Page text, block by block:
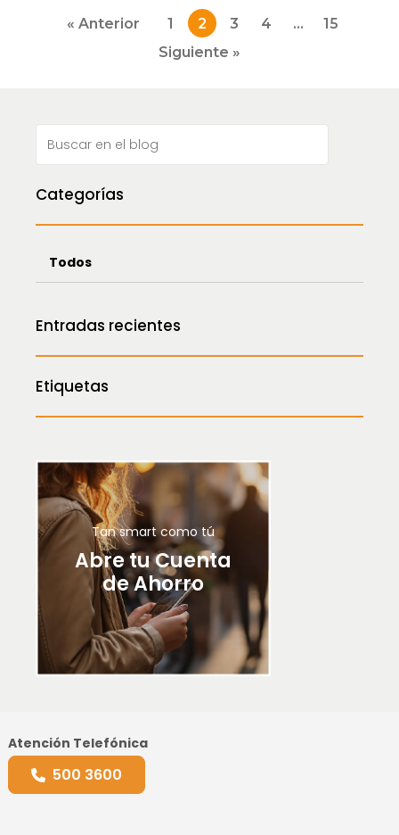
Categorías
Todos
Entradas recientes
Etiquetas
Tan smart como tú
Abre tu Cuenta
de Ahorro
Paginación
« Anterior 1 2 3 4 …
15
Siguiente »
Atención Telefónica
500 3600